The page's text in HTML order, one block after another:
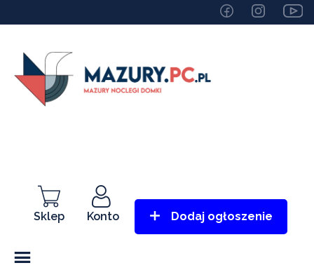
Sklep Konto Dodaj ogłoszenie